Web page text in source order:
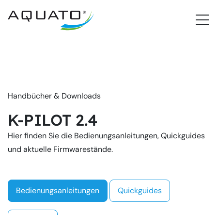
Handbücher & Downloads
K-PILOT 2.4
Hier finden Sie die Bedienungsanleitungen, Quickguides
und aktuelle Firmwarestände.
Bedienungsanleitungen Quickguides